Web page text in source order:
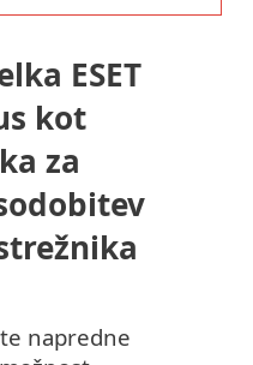
ESET
kot
za
napredne